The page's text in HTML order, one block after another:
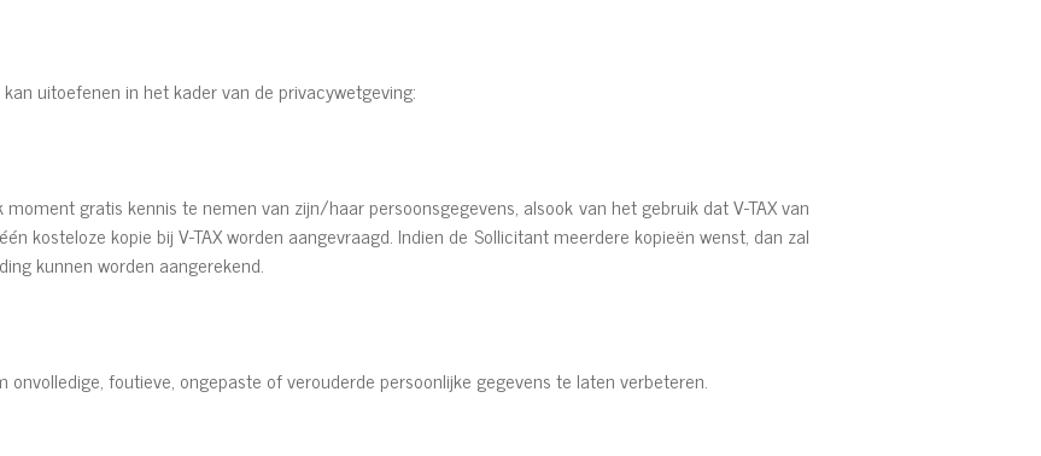
uitoefenen in het kader van de privacywetgeving:
gratis kennis te nemen van zijn/haar persoonsgegevens, alsook van het gebruik dat V-TAX van
kosteloze kopie bij V-TAX worden aangevraagd. Indien de Sollicitant meerdere kopieën wenst, dan zal
kunnen worden aangerekend.
foutieve, ongepaste of verouderde persoonlijke gegevens te laten verbeteren.